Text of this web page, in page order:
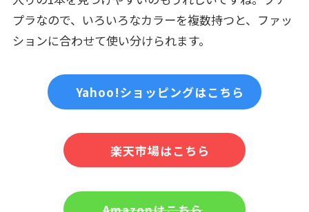
プラなので、いろいろなカラーを複数持つと、ファッ
ションに合わせて使い分けられます。
Yahoo!ショッピングはこちら
楽天市場はこちら